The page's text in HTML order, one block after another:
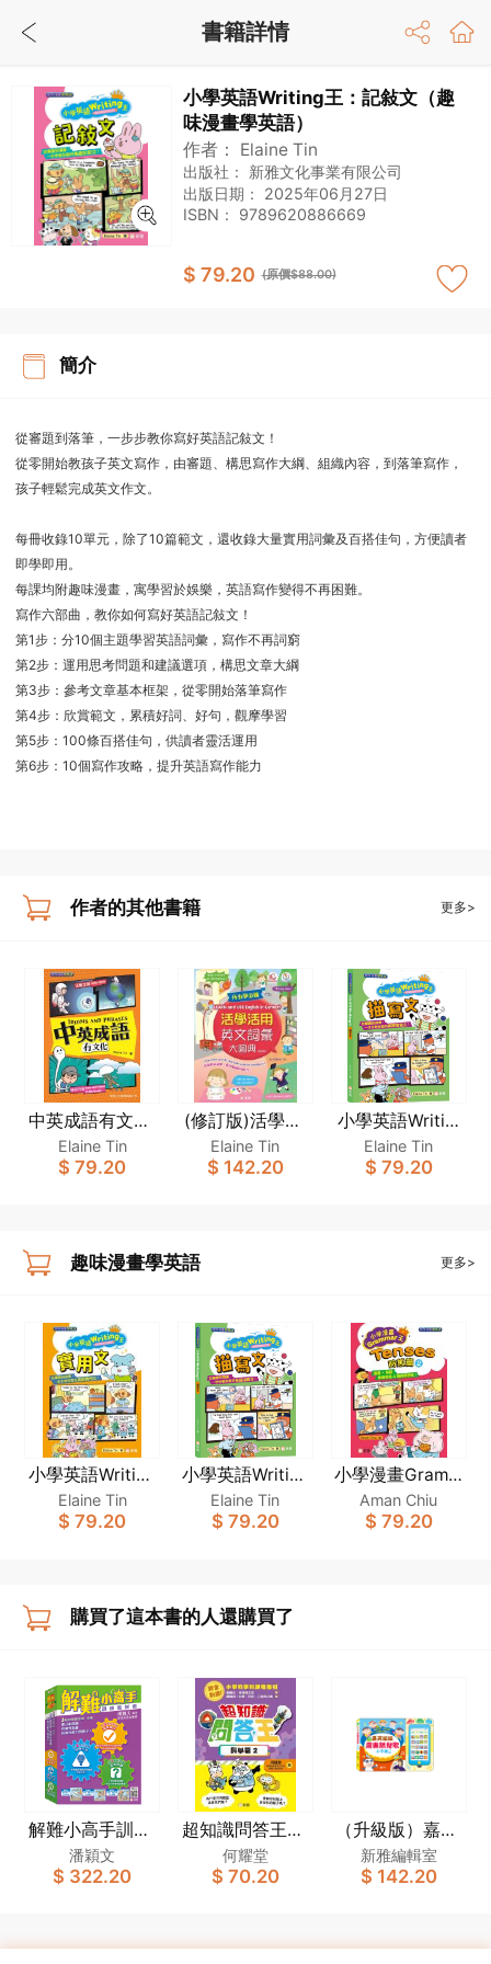
小學英語Writing王：記敍文（趣
味漫畫學英語）
作者： Elaine Tin
出版社： 新雅文化事業有限公司
出版日期： 2025年06月27日
ISBN： 9789620886669
$ 79.20 (原價$88.00)
簡介
從審題到落筆，一步步教你寫好英語記敍文！
從零開始教孩子英文寫作，由審題、構思寫作大綱、組織內容，到落筆寫作，
孩子輕鬆完成英文作文。
每冊收錄10單元，除了10篇範文，還收錄大量實用詞彙及百搭佳句，方便讀者
即學即用。
每課均附趣味漫畫，寓學習於娛樂，英語寫作變得不再困難。
寫作六部曲，教你如何寫好英語記敍文！
第1步：分10個主題學習英語詞彙，寫作不再詞窮
第2步：運用思考問題和建議選項，構思文章大綱
第3步：參考文章基本框架，從零開始落筆寫作
第4步：欣賞範文，累積好詞、好句，觀摩學習
第5步：100條百搭佳句，供讀者靈活運用
第6步：10個寫作攻略，提升英語寫作能力
作者的其他書籍 更多>
中英成語有文化
IDIOMS AND P
HRASES［趣味
Elaine Tin
$ 79.20
(修訂版)活學活
用英文詞彙大圖
典 LEARN and
Elaine Tin
$ 142.20
小學英語Writin
g王：描寫文
（趣味漫畫學英
Elaine Tin
$ 79.20
趣味漫畫學英語 更多>
小學英語Writing
王：實用文（趣
味漫畫學英語）
Elaine Tin
$ 79.20
小學英語Writing
王：描寫文（趣
味漫畫學英語）
Elaine Tin
$ 79.20
小學漫畫Gramm
ar王：Tenses時
態篇2(趣味漫畫
Aman Chiu
$ 79.20
購買了這本書的人還購買了
解難小高手訓練
教材套
潘穎文
$ 322.20
超知識問答王：
科學篇2
何耀堂
$ 70.20
（升級版）嘉芙
姐姐廣東話兒歌
小手機
新雅編輯室
$ 142.20
書籍詳情